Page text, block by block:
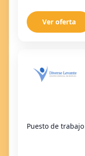
Ver oferta
Puesto de